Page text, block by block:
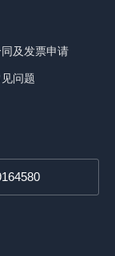
及发票申请
问题